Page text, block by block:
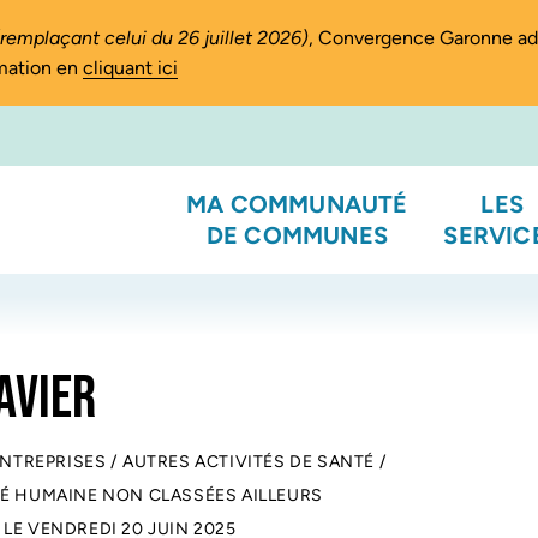
celui du 26 juillet 2026), Convergence Garonne
en cliquant ici
MA COMMUNAUTÉ
DE COMMUNES
LES
/ AUTRES ACTIVITÉS DE SANTÉ /
HUMAINE NON CLASSÉES AILLEURS
VENDREDI 20 JUIN 2025